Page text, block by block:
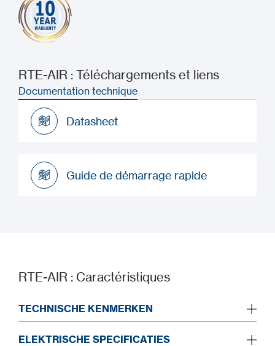
RTE-AIR : Téléchargements et liens
Documentation technique
Datasheet
Guide de démarrage rapide
RTE-AIR : Caractéristiques
TECHNISCHE KENMERKEN
ELEKTRISCHE SPECIFICATIES